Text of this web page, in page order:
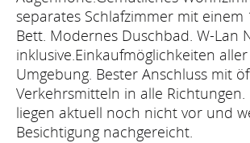
separates Schlafzimmer mit einem
Bett. Modernes Duschbad. W-Lan
inklusive.Einkaufmöglichkeiten
Umgebung. Bester Anschluss mit
Verkehrsmitteln in alle Richtungen.
liegen aktuell noch nicht vor und
Besichtigung nachgereicht.